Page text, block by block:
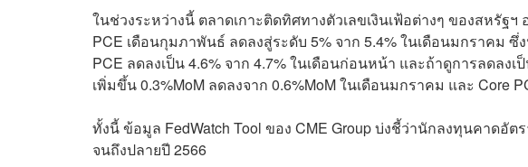
ในช่วงระหว่างนี้ ตลาดเกาะติดทิศทางตัวเลขเงินเฟ้อต่างๆ ของสหรัฐ
PCE เดือนกุมภาพันธ์ ลดลงสู่ระดับ 5% จาก 5.4% ในเดือนมกราคม
PCE ลดลงเป็น 4.6% จาก 4.7% ในเดือนก่อนหน้า และถ้าดูการลดลงเ
เพิ่มขึ้น 0.3%MoM ลดลงจาก 0.6%MoM ในเดือนมกราคม และ Core
ทั้งนี้ ข้อมูล FedWatch Tool ของ CME Group บ่งชี้ว่านักลงทุนคาดอัต
จนถึงปลายปี 2566